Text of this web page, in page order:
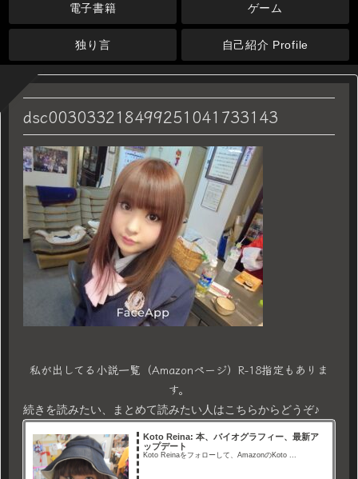
電子書籍 ゲーム
独り言 自己紹介 Profile
dsc003033218499251041733143
私が出してる小説一覧（Amazonページ）R-18指定もありま
す。
続きを読みたい、まとめて読みたい人はこちらからどうぞ♪
Koto Reina: 本、バイオグラフィー、最新ア
ップデート
Koto Reinaをフォローして、AmazonのKoto ...